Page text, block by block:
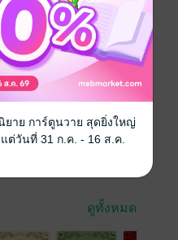
เป็นแม่ลูกสองให้มังกรน้อย
pdf, epub
19 มกราคม 2567
666 หน้า (≈ 204,198 คำ)
ดูทั้งหมด
ยาย การ์ตูนวาย สุดยิ่งใหญ่
ต่วันที่ 31 ก.ค. - 16 ส.ค.